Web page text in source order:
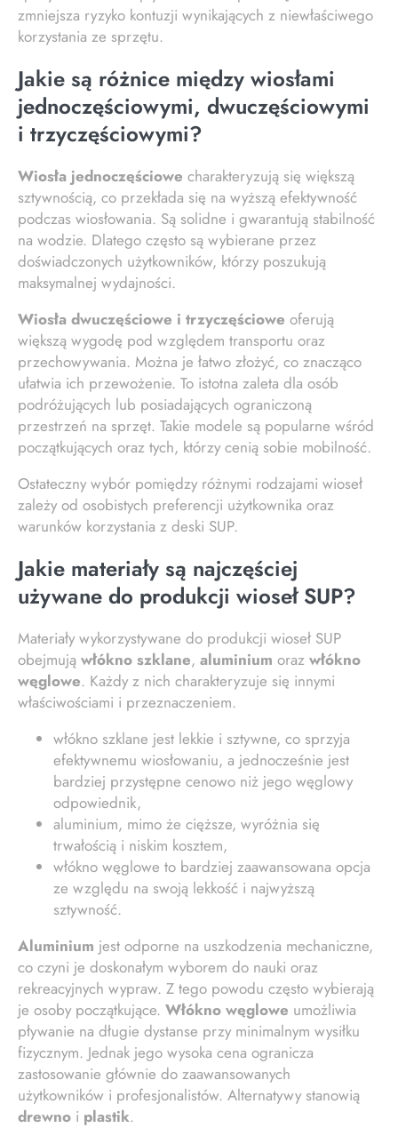
zmniejsza ryzyko kontuzji wynikających z niewłaściwego
korzystania ze sprzętu.
Jakie są różnice między wiosłami
jednoczęściowymi, dwuczęściowymi
i trzyczęściowymi?
Wiosła jednoczęściowe charakteryzują się większą
sztywnością, co przekłada się na wyższą efektywność
podczas wiosłowania. Są solidne i gwarantują stabilność
na wodzie. Dlatego często są wybierane przez
doświadczonych użytkowników, którzy poszukują
maksymalnej wydajności.
Wiosła dwuczęściowe i trzyczęściowe oferują
większą wygodę pod względem transportu oraz
przechowywania. Można je łatwo złożyć, co znacząco
ułatwia ich przewożenie. To istotna zaleta dla osób
podróżujących lub posiadających ograniczoną
przestrzeń na sprzęt. Takie modele są popularne wśród
początkujących oraz tych, którzy cenią sobie mobilność.
Ostateczny wybór pomiędzy różnymi rodzajami wioseł
zależy od osobistych preferencji użytkownika oraz
warunków korzystania z deski SUP.
Jakie materiały są najczęściej
używane do produkcji wioseł SUP?
Materiały wykorzystywane do produkcji wioseł SUP
obejmują włókno szklane, aluminium oraz włókno
węglowe. Każdy z nich charakteryzuje się innymi
właściwościami i przeznaczeniem.
włókno szklane jest lekkie i sztywne, co sprzyja
efektywnemu wiosłowaniu, a jednocześnie jest
bardziej przystępne cenowo niż jego węglowy
odpowiednik,
aluminium, mimo że cięższe, wyróżnia się
trwałością i niskim kosztem,
włókno węglowe to bardziej zaawansowana opcja
ze względu na swoją lekkość i najwyższą
sztywność.
Aluminium jest odporne na uszkodzenia mechaniczne,
co czyni je doskonałym wyborem do nauki oraz
rekreacyjnych wypraw. Z tego powodu często wybierają
je osoby początkujące. Włókno węglowe umożliwia
pływanie na długie dystanse przy minimalnym wysiłku
fizycznym. Jednak jego wysoka cena ogranicza
zastosowanie głównie do zaawansowanych
użytkowników i profesjonalistów. Alternatywy stanowią
drewno i plastik.